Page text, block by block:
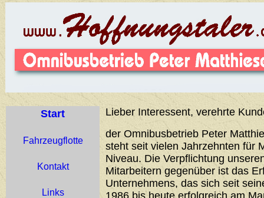
Start
Fahrzeugflotte
Kontakt
Links
Lieber Interessent, verehrte
der Omnibusbetrieb Peter
steht seit vielen Jahrzehnten für
Niveau. Die Verpflichtung
Mitarbeitern gegenüber ist das
Unternehmens, das sich seit
1986 bis heute erfolgreich am